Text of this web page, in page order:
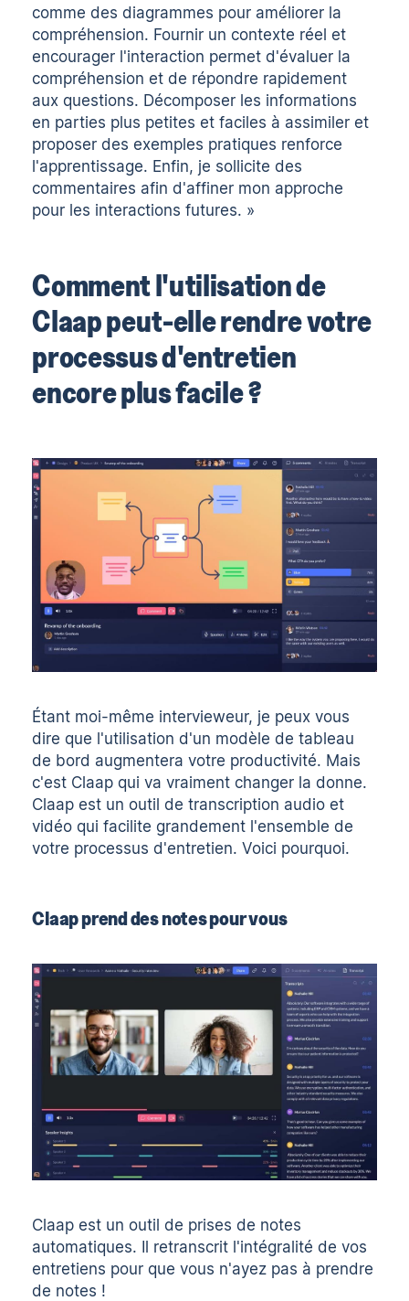
comme des diagrammes pour améliorer la
compréhension. Fournir un contexte réel et
encourager l'interaction permet d'évaluer la
compréhension et de répondre rapidement
aux questions. Décomposer les informations
en parties plus petites et faciles à assimiler et
proposer des exemples pratiques renforce
l'apprentissage. Enfin, je sollicite des
commentaires afin d'affiner mon approche
pour les interactions futures. »
Comment l'utilisation de
Claap peut-elle rendre votre
processus d'entretien
encore plus facile ?
Étant moi-même intervieweur, je peux vous
dire que l'utilisation d'un modèle de tableau
de bord augmentera votre productivité. Mais
c'est Claap qui va vraiment changer la donne.
Claap est un outil de transcription audio et
vidéo qui facilite grandement l'ensemble de
votre processus d'entretien. Voici pourquoi.
Claap prend des notes pour vous
Claap est un outil de prises de notes
automatiques. Il retranscrit l'intégralité de vos
entretiens pour que vous n'ayez pas à prendre
de notes !